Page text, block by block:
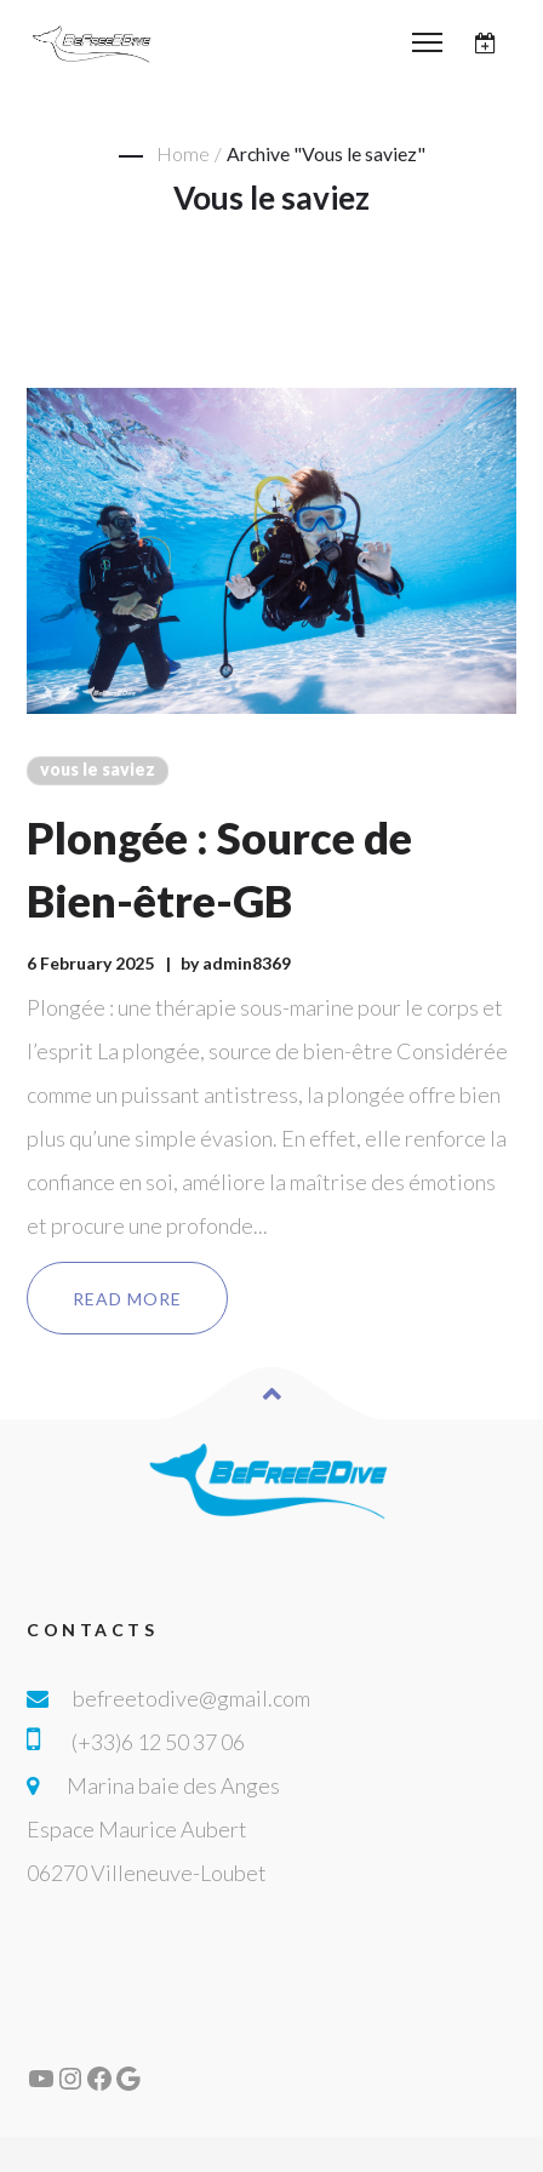
Home / Archive "Vous le saviez"
Vous le saviez
vous le saviez
Plongée : Source de
Bien-être-GB
6 February 2025 byadmin8369
Plongée : une thérapie sous-marine pour le corps et
l’esprit La plongée, source de bien-être Considérée
comme un puissant antistress, la plongée offre bien
plus qu’une simple évasion. En effet, elle renforce la
confiance en soi, améliore la maîtrise des émotions
et procure une profonde...
READ MORE
CONTACTS
befreetodive@gmail.com
(+33)6 12 50 37 06
Marina baie des Anges
Espace Maurice Aubert
06270 Villeneuve-Loubet